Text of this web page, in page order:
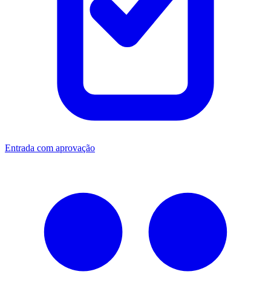
Entrada com aprovação